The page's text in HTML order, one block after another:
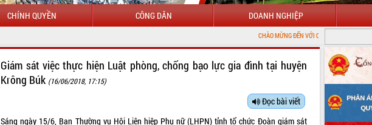
CHÍNH QUYỀN CÔNG DÂN DOANH NGHIỆP
CHÀO MỪNG ĐẾN VỚI CỔNG THÔNG TIN ĐIỆN TỬ TỈNH ĐẮK LẮK
Giám sát việc thực hiện Luật phòng, chống bạo lực gia đình tại huyện
Krông Búk (16/06/2018, 17:15)
Đọc bài viết
Sáng ngày 15/6, Ban Thường vụ Hội Liên hiệp Phụ nữ (LHPN) tỉnh tổ chức Đoàn giám sát